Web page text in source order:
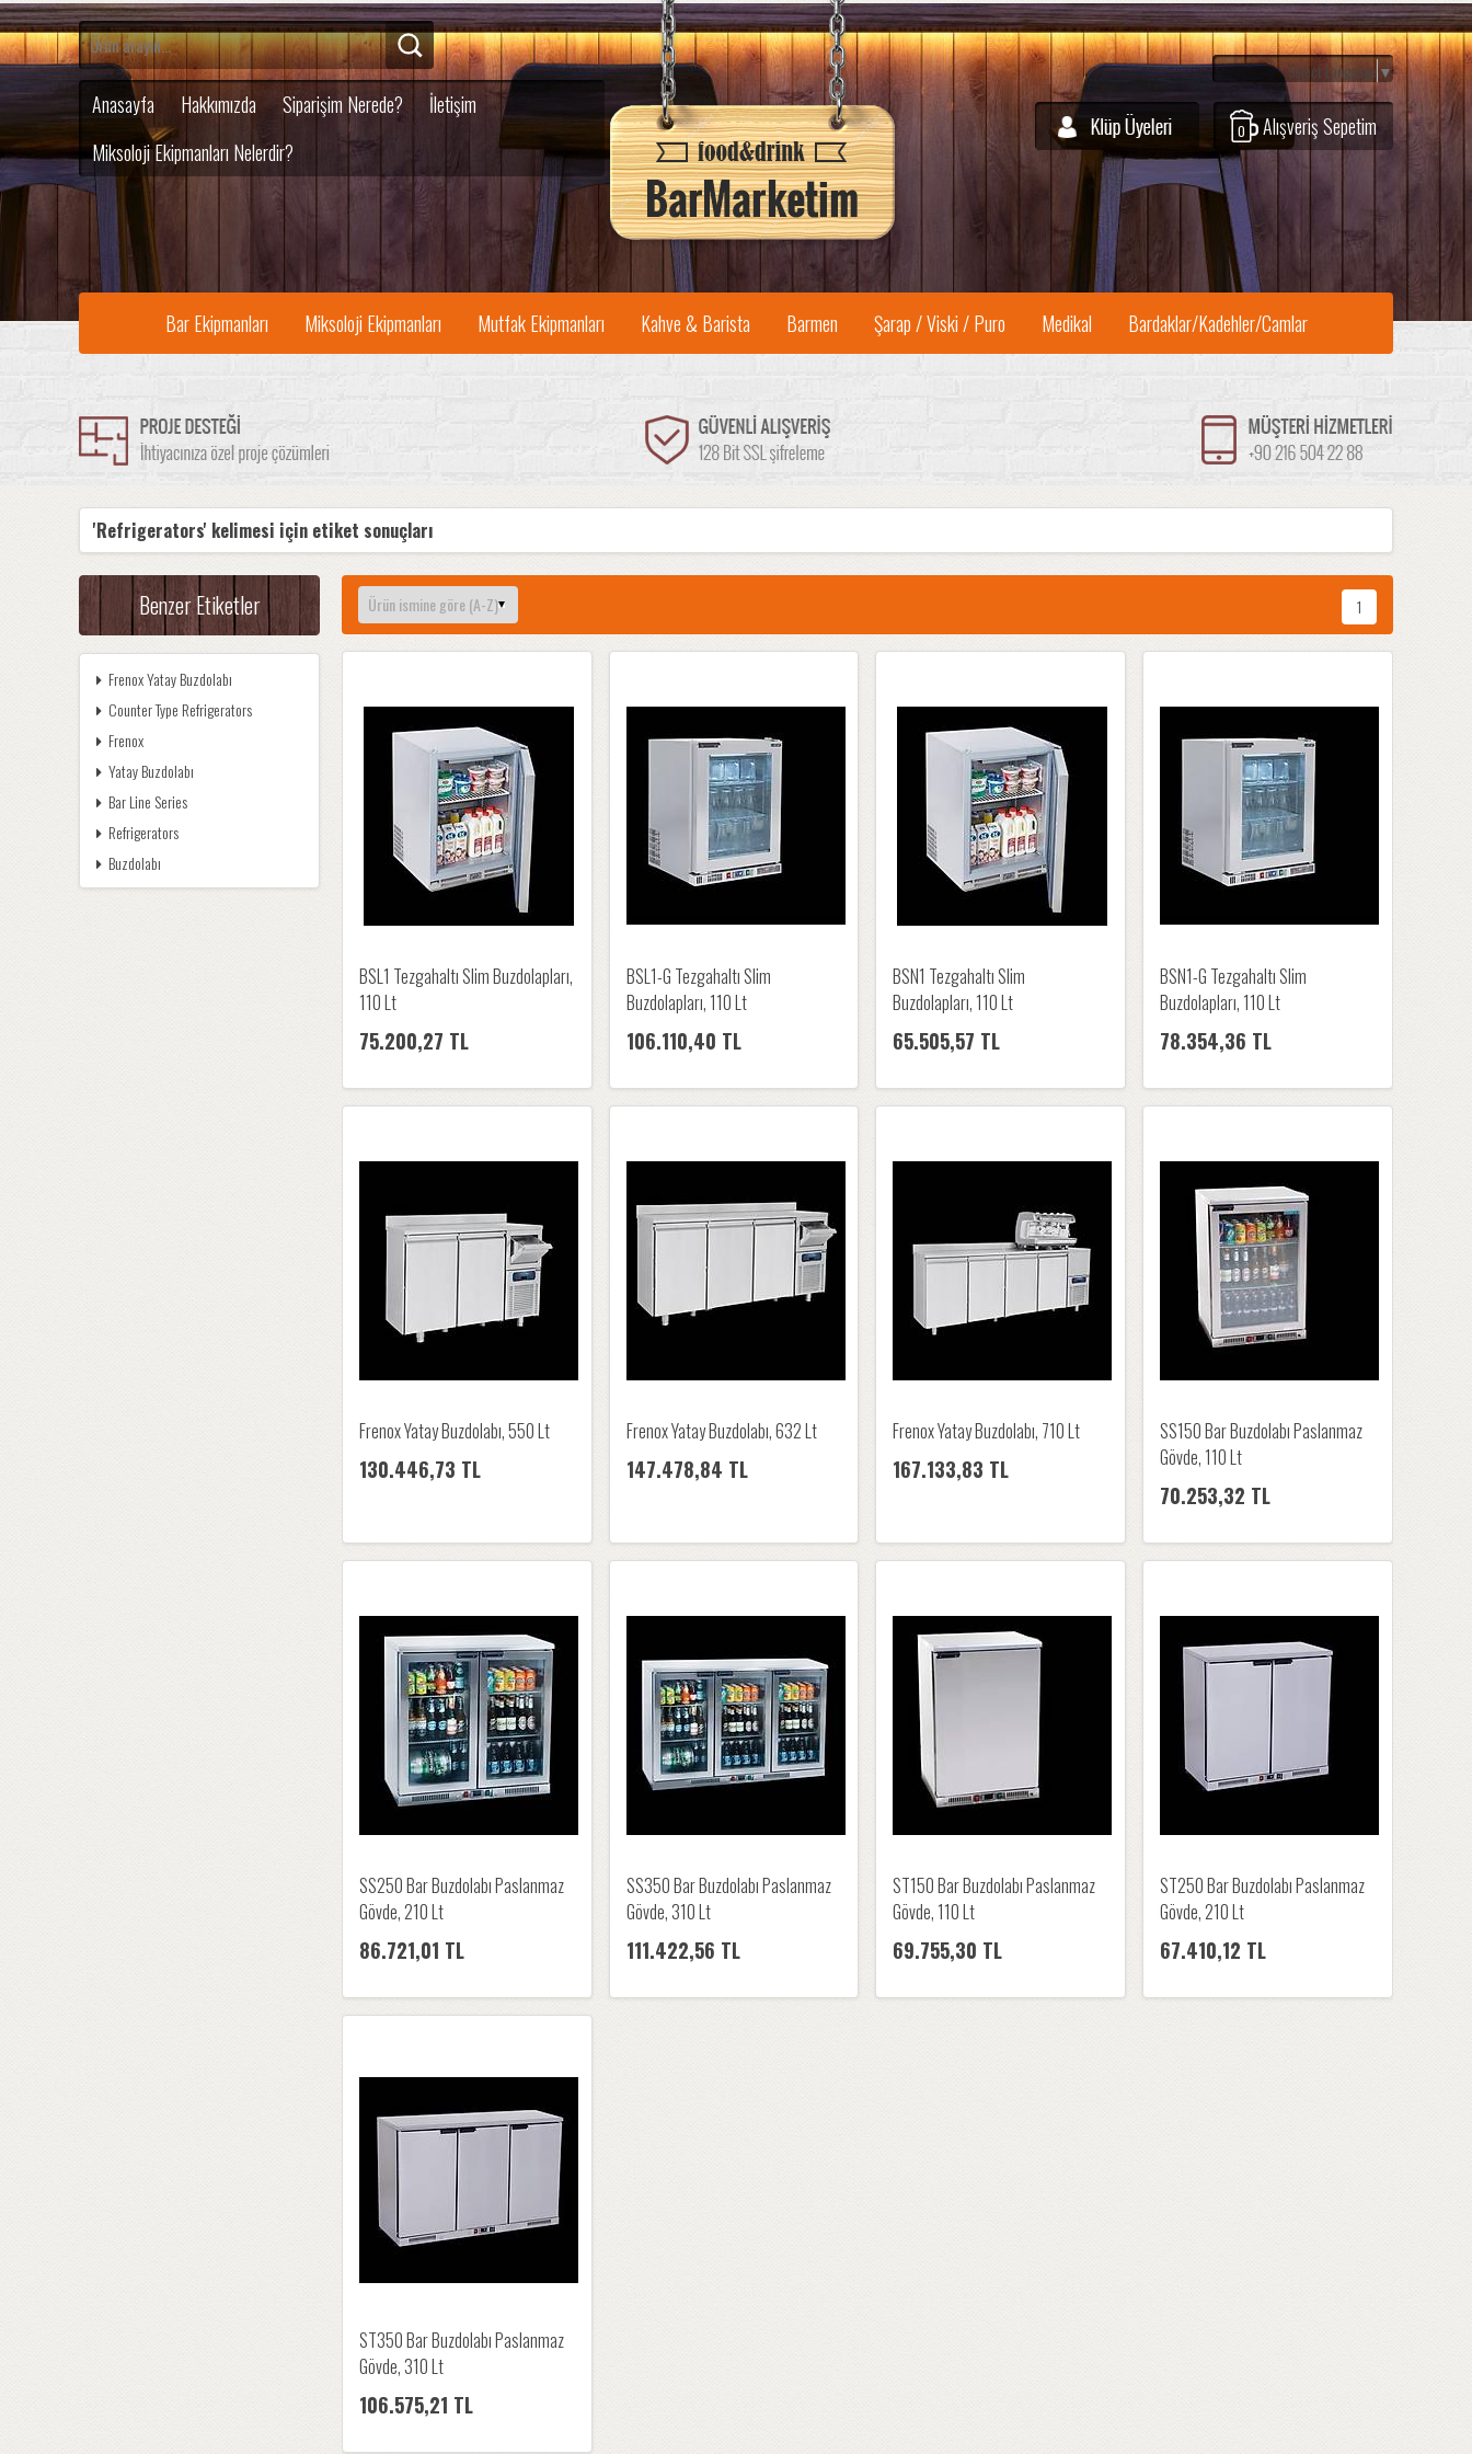
Anasayfa Hakkımızda Siparişim Nerede?
İletişim
Miksoloji Ekipmanları Nelerdir?
Alışveriş Sepetim
0
Select Language ▼
Bar Ekipmanları Miksoloji Ekipmanları Mutfak Ekipmanları Kahve & Barista Barmen Şarap / Viski / Puro Medikal Bardaklar/Kadehler/Camlar
'Refrigerators' kelimesi için etiket sonuçları
Benzer Etiketler
Frenox Yatay Buzdolabı
Counter Type Refrigerators
Frenox
Yatay Buzdolabı
Bar Line Series
Refrigerators
Buzdolabı
1
BSL1 Tezgahaltı Slim Buzdolapları,
110 Lt
75.200,27 TL
BSL1-G Tezgahaltı Slim
Buzdolapları, 110 Lt
106.110,40 TL
BSN1 Tezgahaltı Slim
Buzdolapları, 110 Lt
65.505,57 TL
BSN1-G Tezgahaltı Slim
Buzdolapları, 110 Lt
78.354,36 TL
Frenox Yatay Buzdolabı, 550 Lt
130.446,73 TL
Frenox Yatay Buzdolabı, 632 Lt
147.478,84 TL
Frenox Yatay Buzdolabı, 710 Lt
167.133,83 TL
SS150 Bar Buzdolabı Paslanmaz
Gövde, 110 Lt
70.253,32 TL
SS250 Bar Buzdolabı Paslanmaz
Gövde, 210 Lt
86.721,01 TL
SS350 Bar Buzdolabı Paslanmaz
Gövde, 310 Lt
111.422,56 TL
ST150 Bar Buzdolabı Paslanmaz
Gövde, 110 Lt
69.755,30 TL
ST250 Bar Buzdolabı Paslanmaz
Gövde, 210 Lt
67.410,12 TL
ST350 Bar Buzdolabı Paslanmaz
Gövde, 310 Lt
106.575,21 TL